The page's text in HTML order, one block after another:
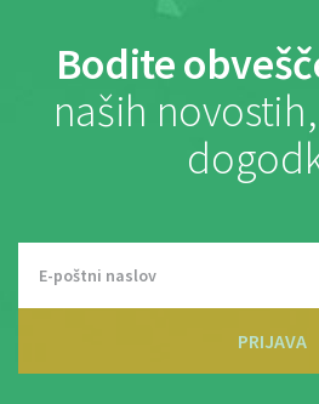
Bodite
naših
PRIJAVA